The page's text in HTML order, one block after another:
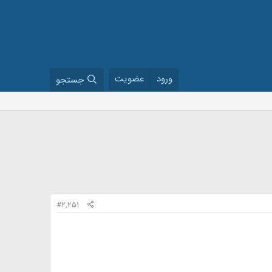
ورود عضویت جستجو
#2,251